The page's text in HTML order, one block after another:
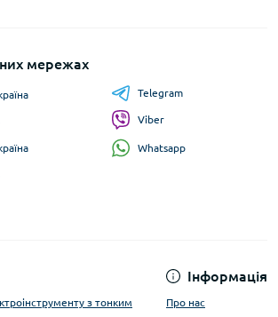
з тонким
Інформація
Про нас
мережах
Telegram
Viber
Whatsapp